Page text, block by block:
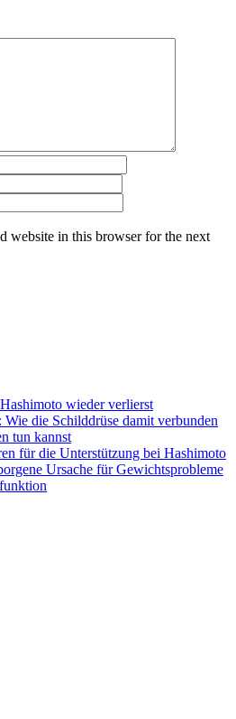
website in this browser for the next
wieder verlierst
die Schilddrüse damit verbunden
tun kannst
für die Unterstützung bei Hashimoto
Ursache für Gewichtsprobleme